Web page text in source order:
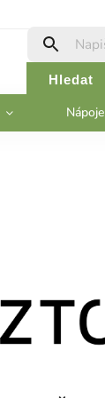
Hledat
Nápoje